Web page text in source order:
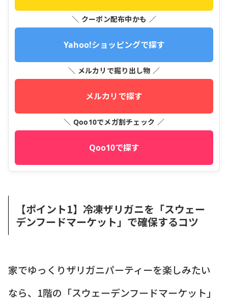
＼ クーポン配布中かも ／
Yahoo!ショッピングで探す
＼ メルカリで掘り出し物 ／
メルカリで探す
＼ Qoo10でメガ割チェック ／
Qoo10で探す
【ポイント1】冷凍ザリガニを「スウェー
デンフードマーケット」で確保するコツ
家でゆっくりザリガニパーティーを楽しみたい
なら、1階の「スウェーデンフードマーケット」